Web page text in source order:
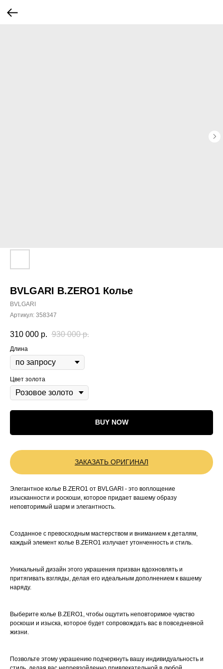
BVLGARI B.ZERO1 Колье
BVLGARI
Артикул: 358347
310 000 р. 930 000 р.
Длина
Цвет золота
BUY NOW
ЗАКАЗАТЬ ОРИГИНАЛ
Элегантное колье B.ZERO1 от BVLGARI - это воплощение
изысканности и роскоши, которое придает вашему образу
неповторимый шарм и элегантность.
Созданное с превосходным мастерством и вниманием к деталям,
каждый элемент колье B.ZERO1 излучает утонченность и стиль.
Уникальный дизайн этого украшения призван вдохновлять и
притягивать взгляды, делая его идеальным дополнением к вашему
наряду.
Выберите колье B.ZERO1, чтобы ощутить неповторимое чувство
роскоши и изыска, которое будет сопровождать вас в повседневной
жизни.
Позвольте этому украшению подчеркнуть вашу индивидуальность и